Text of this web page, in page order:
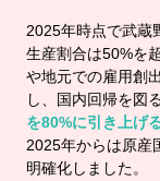
2025年時点で武蔵
生産割合は50%を
や地元での雇用創
し、国内回帰を図
を80%に引き上げ
2025年からは原産
明確化しました。